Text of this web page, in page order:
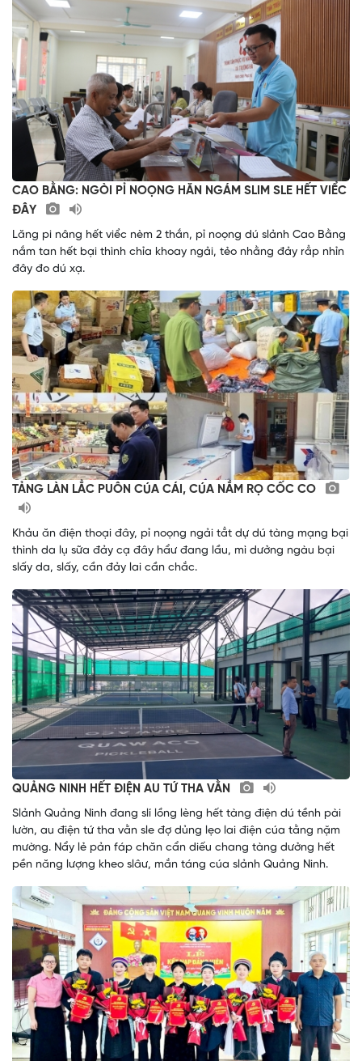
CAO BẰNG: NGÒI PỈ NOỌNG HĂN NGÁM SLIM SLE HẾT VIỂC
ĐÂY
Lăng pi nâng hết viểc nèm 2 thắn, pỉ noọng dú slảnh Cao Bằng
nắm tan hết bại thình chỉa khoay ngải, tẻo nhằng đảy rẳp nhỉn
đây đo dú xạ.
TẢNG LÀN LẲC PUÔN CÚA CÁI, CÚA NẮM RỌ CỐC CO
Khảu ăn điện thoại đây, pỉ noọng ngải tẳt dự dú tàng mạng bại
thình da lụ sữa đảy cạ đây hẩư đang lầu, mì dưởng ngàu bại
slấy da, slấy, cần đảy lai cần chắc.
QUẢNG NINH HẾT ĐIỆN AU TỨ THA VẰN
Slảnh Quảng Ninh đang slí lồng lèng hết tàng điện dú tềnh pài
lườn, au điện tứ tha vằn sle đợ dủng lẹo lai điện cúa tằng nặm
mường. Nẩy lẻ pản fáp chăn cẩn diếu chang tàng dưởng hết
pền năng lượng kheo slâư, mắn táng cúa slảnh Quảng Ninh.